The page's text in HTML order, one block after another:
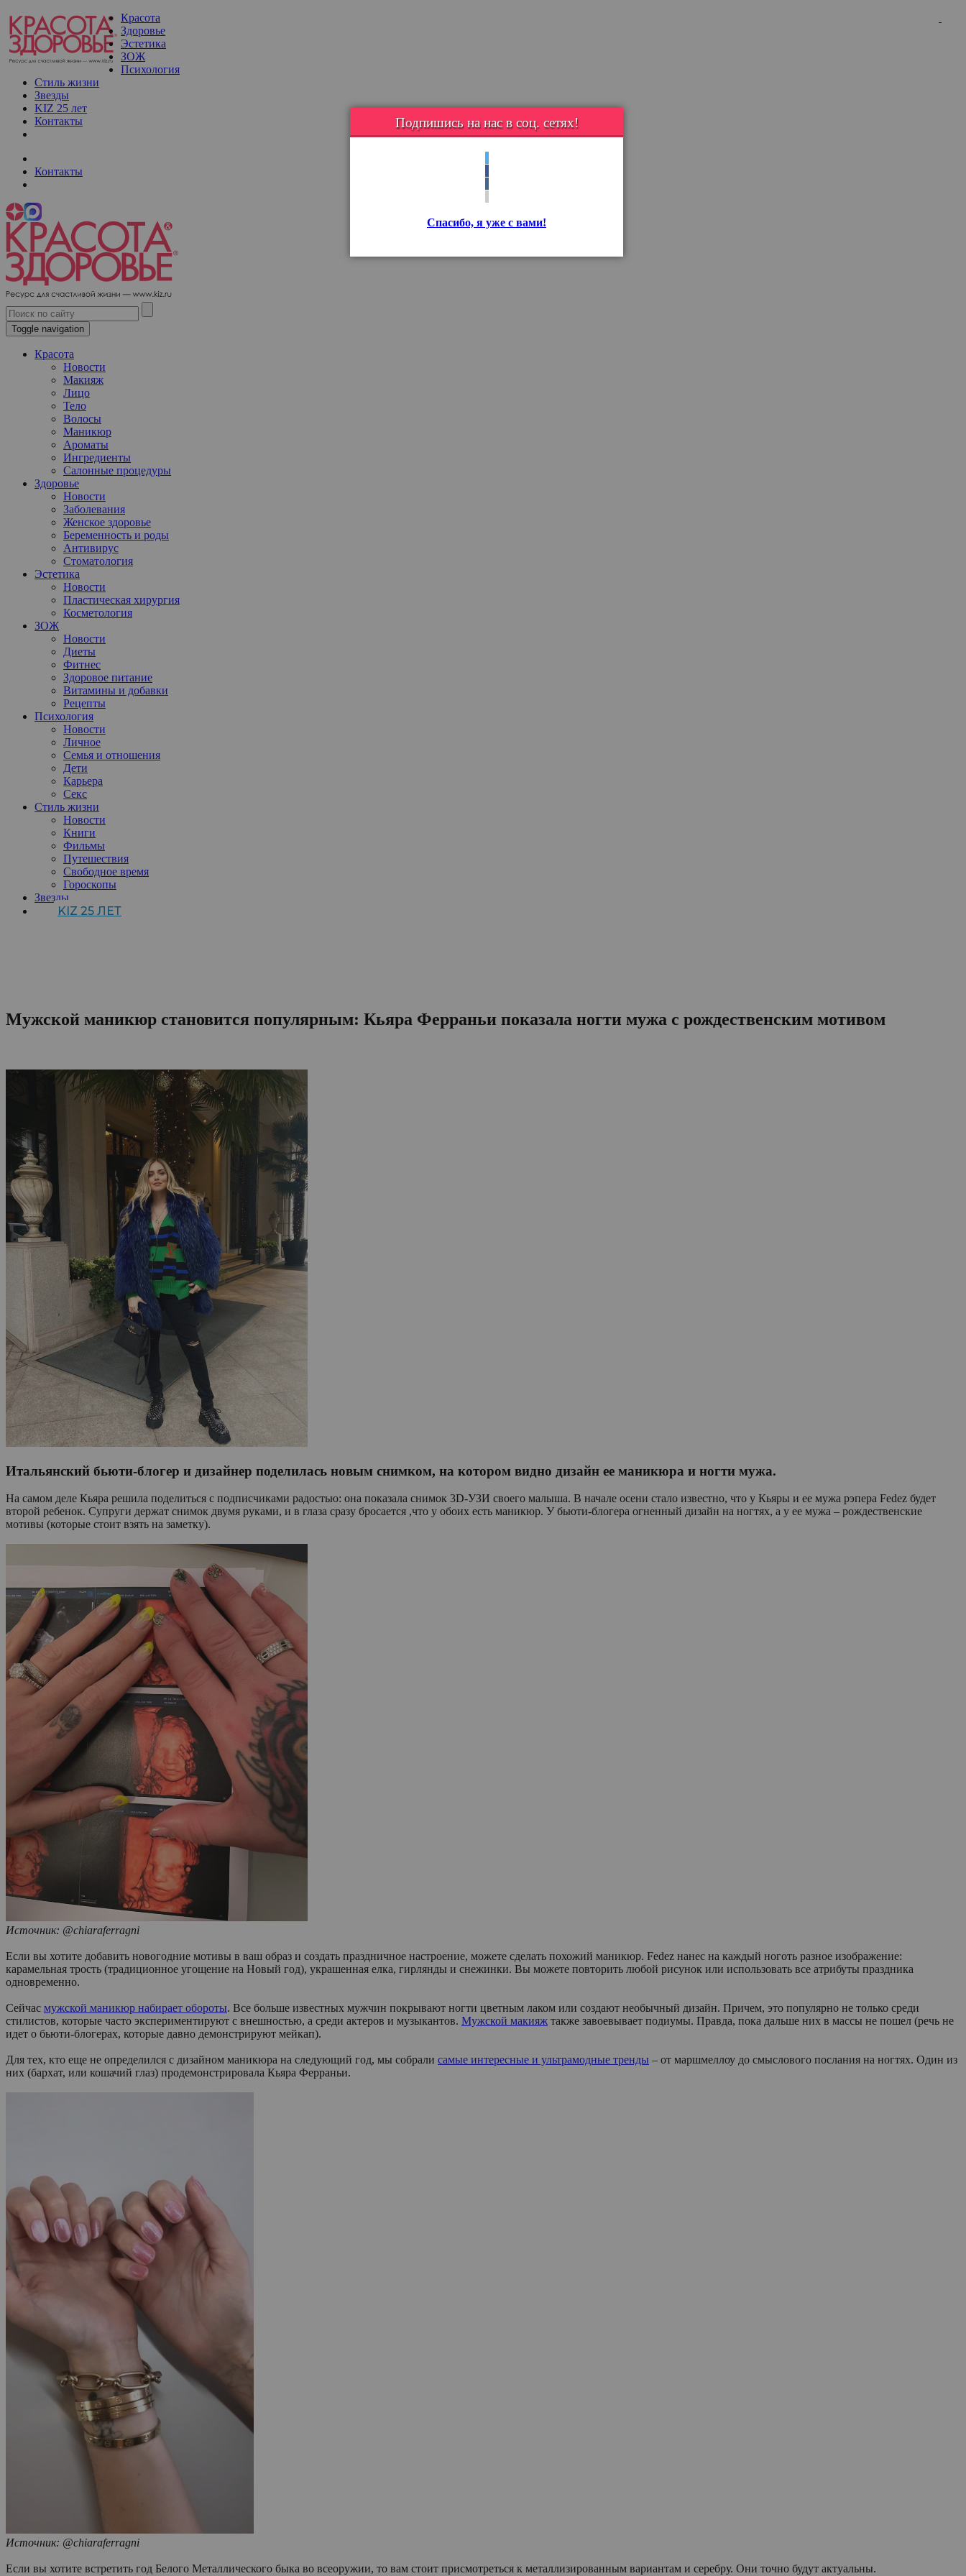
Красота
Здоровье
Эстетика
ЗОЖ
Психология
Стиль жизни
Звезды
KIZ 25 лет
Контакты
Контакты
Toggle navigation
Красота
Новости
Макияж
Лицо
Тело
Волосы
Маникюр
Ароматы
Ингредиенты
Салонные процедуры
Здоровье
Новости
Заболевания
Женское здоровье
Беременность и роды
Антивирус
Стоматология
Эстетика
Новости
Пластическая хирургия
Косметология
ЗОЖ
Новости
Диеты
Фитнес
Здоровое питание
Витамины и добавки
Рецепты
Психология
Новости
Личное
Семья и отношения
Дети
Карьера
Секс
Стиль жизни
Новости
Книги
Фильмы
Путешествия
Свободное время
Гороскопы
Звезды
KIZ 25 ЛЕТ
Подпишись на нас в соц. сетях!
Спасибо, я уже с вами!
Мужской маникюр становится популярным: Кьяра Ферраньи показала ногти мужа с рождественским мотивом
Итальянский бьюти-блогер и дизайнер поделилась новым снимком, на котором видно дизайн ее маникюра и ногти мужа.
На самом деле Кьяра решила поделиться с подписчиками радостью: она показала снимок 3D-УЗИ своего малыша. В начале осени стало известно, что у Кьяры и ее мужа рэпера Fedez будет
второй ребенок. Супруги держат снимок двумя руками, и в глаза сразу бросается ,что у обоих есть маникюр. У бьюти-блогера огненный дизайн на ногтях, а у ее мужа – рождественские
мотивы (которые стоит взять на заметку).
Источник: @chiaraferragni
Если вы хотите добавить новогодние мотивы в ваш образ и создать праздничное настроение, можете сделать похожий маникюр. Fedez нанес на каждый ноготь разное изображение:
карамельная трость (традиционное угощение на Новый год), украшенная елка, гирлянды и снежинки. Вы можете повторить любой рисунок или использовать все атрибуты праздника
одновременно.
Сейчас мужской маникюр набирает обороты. Все больше известных мужчин покрывают ногти цветным лаком или создают необычный дизайн. Причем, это популярно не только среди
стилистов, которые часто экспериментируют с внешностью, а среди актеров и музыкантов. Мужской макияж также завоевывает подиумы. Правда, пока дальше них в массы не пошел (речь не
идет о бьюти-блогерах, которые давно демонстрируют мейкап).
Для тех, кто еще не определился с дизайном маникюра на следующий год, мы собрали самые интересные и ультрамодные тренды – от маршмеллоу до смыслового послания на ногтях. Один из
них (бархат, или кошачий глаз) продемонстрировала Кьяра Ферраньи.
Источник: @chiaraferragni
Если вы хотите встретить год Белого Металлического быка во всеоружии, то вам стоит присмотреться к металлизированным вариантам и серебру. Они точно будут актуальны.